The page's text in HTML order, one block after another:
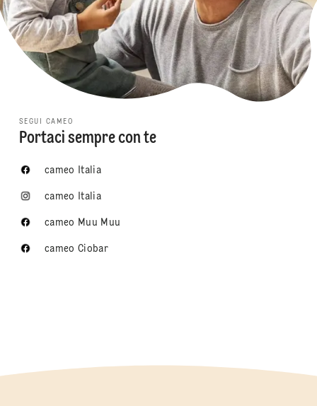
SEGUI CAMEO
Portaci sempre con te
cameo Italia
cameo Italia
cameo Muu Muu
cameo Ciobar